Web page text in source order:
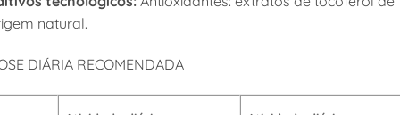
natural.
DIÁRIA RECOMENDADA